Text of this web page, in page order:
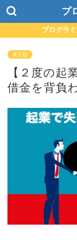
プ
プログラ
未分類
【２度の起
借金を背負